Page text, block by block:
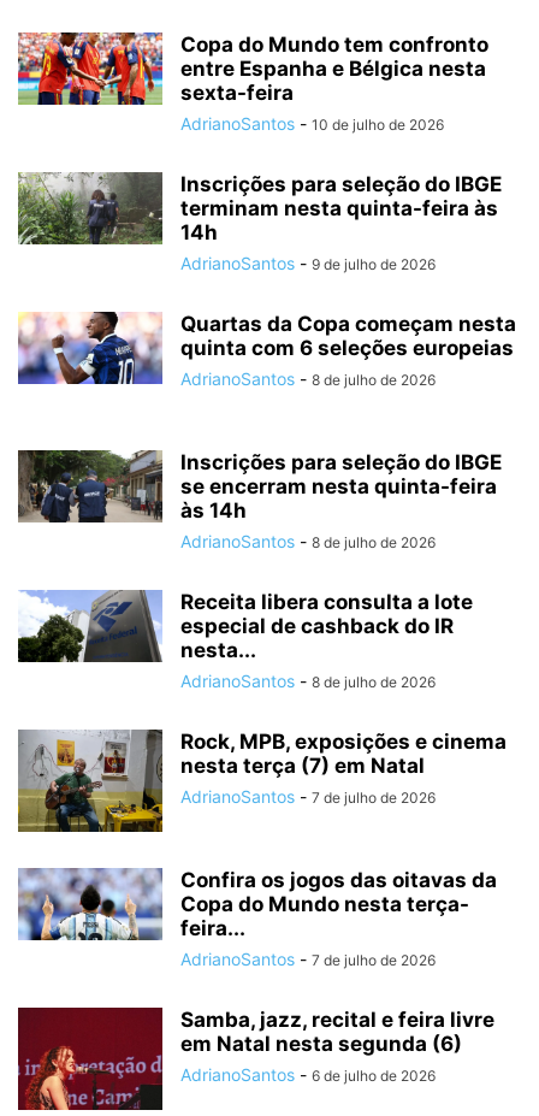
Copa do Mundo tem confronto
entre Espanha e Bélgica nesta
sexta-feira
AdrianoSantos - 10 de julho de 2026
Inscrições para seleção do IBGE
terminam nesta quinta-feira às
14h
AdrianoSantos - 9 de julho de 2026
Quartas da Copa começam nesta
quinta com 6 seleções europeias
AdrianoSantos - 8 de julho de 2026
Inscrições para seleção do IBGE
se encerram nesta quinta-feira
às 14h
AdrianoSantos - 8 de julho de 2026
Receita libera consulta a lote
especial de cashback do IR
nesta...
AdrianoSantos - 8 de julho de 2026
Rock, MPB, exposições e cinema
nesta terça (7) em Natal
AdrianoSantos - 7 de julho de 2026
Confira os jogos das oitavas da
Copa do Mundo nesta terça-
feira...
AdrianoSantos - 7 de julho de 2026
Samba, jazz, recital e feira livre
em Natal nesta segunda (6)
AdrianoSantos - 6 de julho de 2026